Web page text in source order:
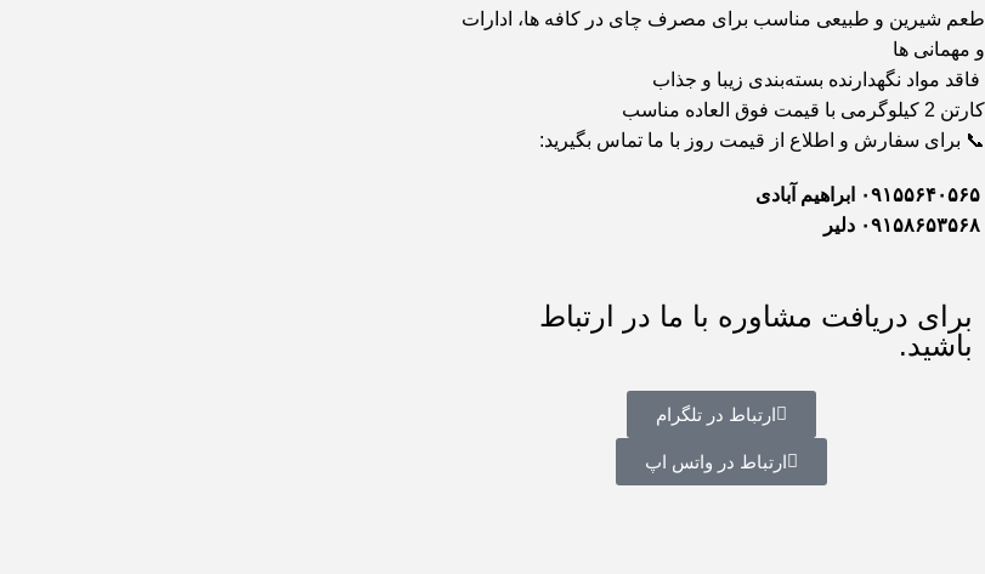
طعم شیرین و طبیعی مناسب برای مصرف چای در کافه ها، ادارات
و مهمانی ها
فاقد مواد نگهدارنده بسته‌بندی زیبا و جذاب
کارتن 2 کیلوگرمی با قیمت فوق العاده مناسب
📞 برای سفارش و اطلاع از قیمت روز با ما تماس بگیرید:
۰۹۱۵۸۶۵۳۵۶۸ دلیر
برای دریافت مشاوره با ما در ارتباط
باشید.
ارتباط در تلگرام
ارتباط در واتس اپ